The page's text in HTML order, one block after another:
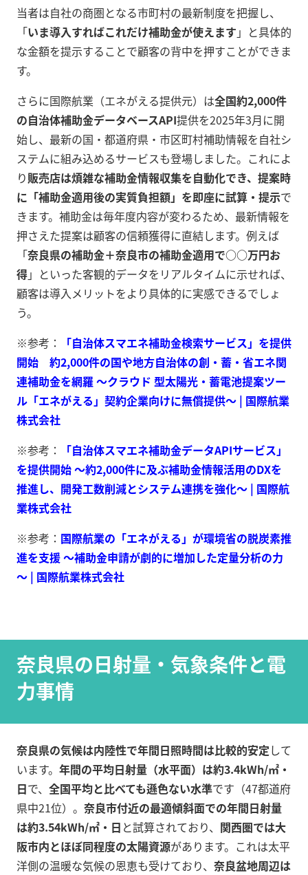
当者は自社の商圏となる市町村の最新制度を把握し、
「いま導入すればこれだけ補助金が使えます 」と具体的
な金額を提示することで顧客の背中を押すことができま
す。
さらに国際航業（エネがえる提供元）は全国約2,000件
の自治体補助金データベースAPI提供を2025年3月に開
始し、最新の国・都道府県・市区町村補助情報を自社シ
ステムに組み込めるサービスも登場しました。これによ
り販売店は煩雑な補助金情報収集を自動化でき、提案時
に「補助金適用後の実質負担額」を即座に試算・提示で
きます。補助金は毎年度内容が変わるため、最新情報を
押さえた提案は顧客の信頼獲得に直結します。例えば
「奈良県の補助金＋奈良市の補助金適用で○○万円お
得」といった客観的データをリアルタイムに示せれば、
顧客は導入メリットをより具体的に実感できるでしょ
う。
※参考：
「自治体スマエネ補助金検索サービス」を提供
開始 約2,000件の国や地方自治体の創・蓄・省エネ関
連補助金を網羅 ～クラウド 型太陽光・蓄電池提案ツー
ル「エネがえる」契約企業向けに無償提供～ | 国際航業
株式会社
※参考：
「自治体スマエネ補助金データAPIサービス」
を提供開始 ～約2,000件に及ぶ補助金情報活用のDXを
推進し、開発工数削減とシステム連携を強化～ | 国際航
業株式会社
※参考： 国際航業の「エネがえる」が環境省の脱炭素推
進を支援 ～補助金申請が劇的に増加した定量分析の力
～ | 国際航業株式会社
奈良県の日射量・気象条件と電
力事情
奈良県の気候は内陸性で年間日照時間は比較的安定して
います。 年間の平均日射量（水平面）は約3.4kWh/㎡・
日で、 全国平均と比べても遜色ない水準です（47都道府
県中21位）。 奈良市付近の最適傾斜面での年間日射量
は約3.54kWh/㎡・日 と試算されており、 関西圏では大
阪市内とほぼ同程度の太陽資源があります。これは太平
洋側の温暖な気候の恩恵も受けており、 奈良盆地周辺は